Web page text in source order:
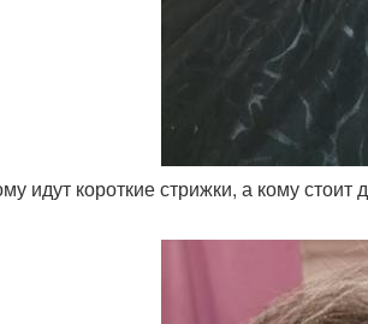
идут короткие стрижки, а кому